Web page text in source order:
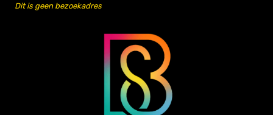
Dit is geen bezoekadres